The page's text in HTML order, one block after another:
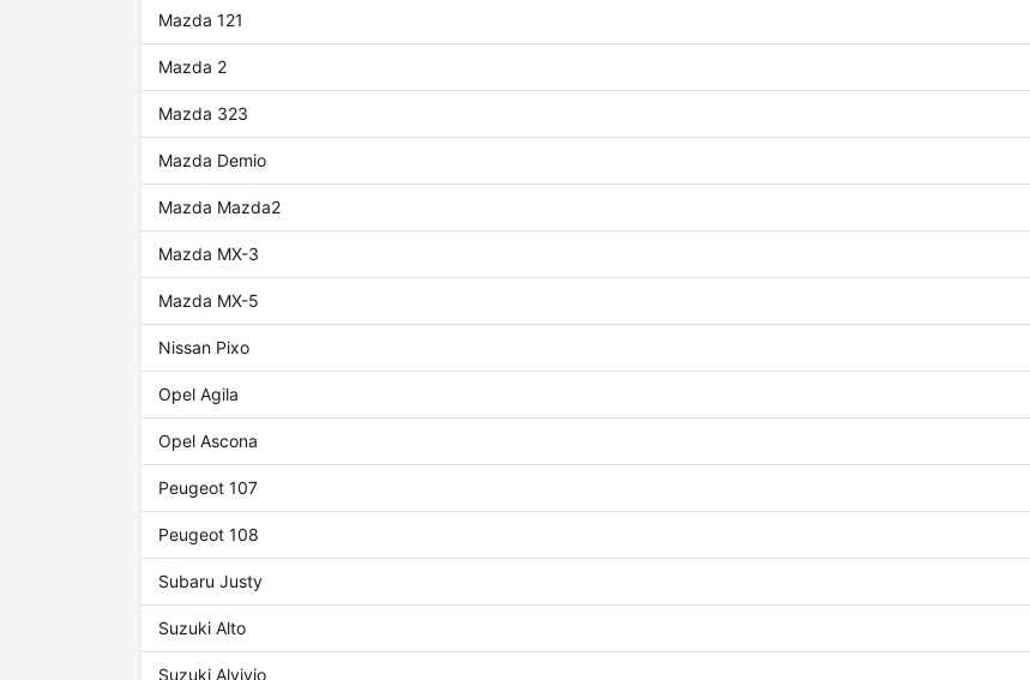
Mazda 121
Mazda 2
Mazda 323
Mazda Demio
Mazda Mazda2
Mazda MX-3
Mazda MX-5
Nissan Pixo
Opel Agila
Opel Ascona
Peugeot 107
Peugeot 108
Subaru Justy
Suzuki Alto
Suzuki Alvivio